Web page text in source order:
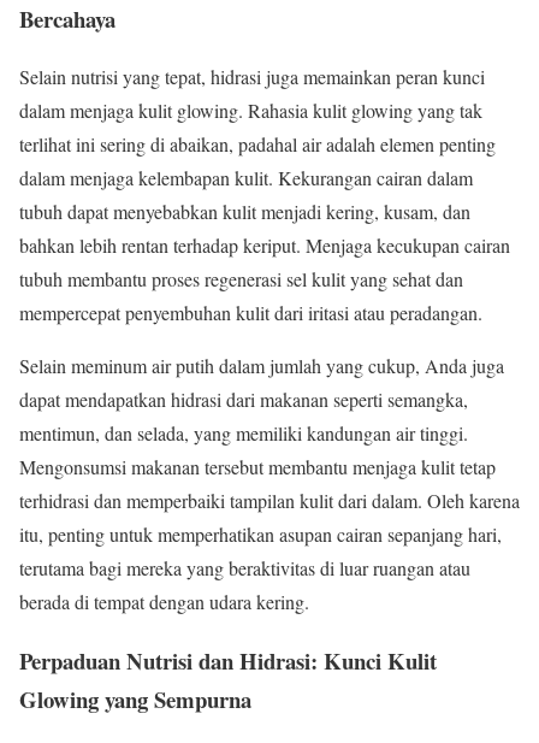
Bercahaya
Selain nutrisi yang tepat, hidrasi juga memainkan peran kunci
dalam menjaga kulit glowing. Rahasia kulit glowing yang tak
terlihat ini sering di abaikan, padahal air adalah elemen penting
dalam menjaga kelembapan kulit. Kekurangan cairan dalam
tubuh dapat menyebabkan kulit menjadi kering, kusam, dan
bahkan lebih rentan terhadap keriput. Menjaga kecukupan cairan
tubuh membantu proses regenerasi sel kulit yang sehat dan
mempercepat penyembuhan kulit dari iritasi atau peradangan.
Selain meminum air putih dalam jumlah yang cukup, Anda juga
dapat mendapatkan hidrasi dari makanan seperti semangka,
mentimun, dan selada, yang memiliki kandungan air tinggi.
Mengonsumsi makanan tersebut membantu menjaga kulit tetap
terhidrasi dan memperbaiki tampilan kulit dari dalam. Oleh karena
itu, penting untuk memperhatikan asupan cairan sepanjang hari,
terutama bagi mereka yang beraktivitas di luar ruangan atau
berada di tempat dengan udara kering.
Perpaduan Nutrisi dan Hidrasi: Kunci Kulit
Glowing yang Sempurna